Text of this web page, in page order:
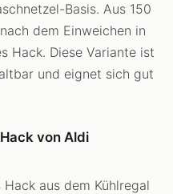
Basis. Aus 150
dem Einweichen in
Hack. Diese Variante ist
und eignet sich gut
von Aldi
aus dem Kühlregal